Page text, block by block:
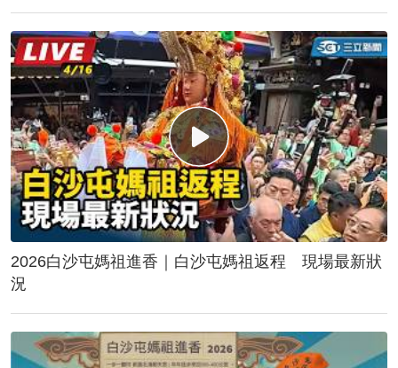
2026白沙屯媽祖進香｜白沙屯媽祖返程 現場最新狀
況